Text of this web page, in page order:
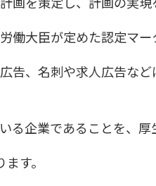
働大臣が定めた認定マー
告、名刺や求人広告な
る企業であることを、
す。